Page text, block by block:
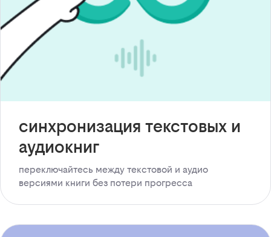
синхронизация текстовых и
аудиокниг
переключайтесь между текстовой и аудио
версиями книги без потери прогресса